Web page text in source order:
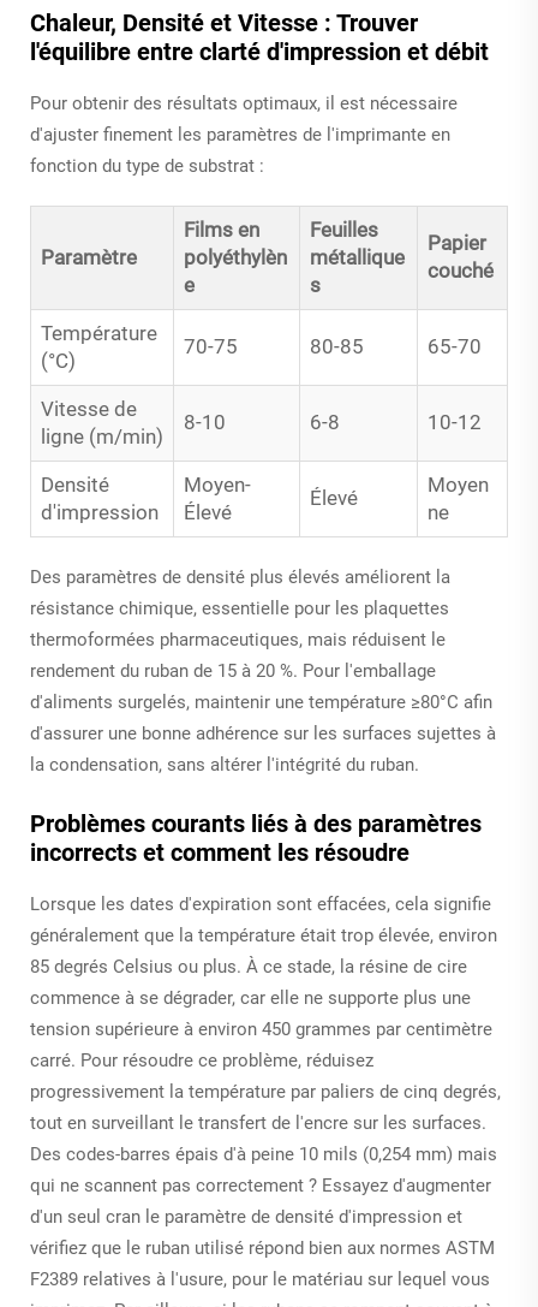
Chaleur, Densité et Vitesse : Trouver
l'équilibre entre clarté d'impression et débit
Pour obtenir des résultats optimaux, il est nécessaire
d'ajuster finement les paramètres de l'imprimante en
fonction du type de substrat :
Paramètre
Films en
polyéthylèn
e
Feuilles
métallique
s
Papier
couché
Température
(°C)
70-75 80-85 65-70
Vitesse de
ligne (m/min)
8-10 6-8 10-12
Densité
d'impression
Moyen-
Élevé
Élevé
Moyen
ne
Des paramètres de densité plus élevés améliorent la
résistance chimique, essentielle pour les plaquettes
thermoformées pharmaceutiques, mais réduisent le
rendement du ruban de 15 à 20 %. Pour l'emballage
d'aliments surgelés, maintenir une température ≥80°C afin
d'assurer une bonne adhérence sur les surfaces sujettes à
la condensation, sans altérer l'intégrité du ruban.
Problèmes courants liés à des paramètres
incorrects et comment les résoudre
Lorsque les dates d'expiration sont effacées, cela signifie
généralement que la température était trop élevée, environ
85 degrés Celsius ou plus. À ce stade, la résine de cire
commence à se dégrader, car elle ne supporte plus une
tension supérieure à environ 450 grammes par centimètre
carré. Pour résoudre ce problème, réduisez
progressivement la température par paliers de cinq degrés,
tout en surveillant le transfert de l'encre sur les surfaces.
Des codes-barres épais d'à peine 10 mils (0,254 mm) mais
qui ne scannent pas correctement ? Essayez d'augmenter
d'un seul cran le paramètre de densité d'impression et
vérifiez que le ruban utilisé répond bien aux normes ASTM
F2389 relatives à l'usure, pour le matériau sur lequel vous